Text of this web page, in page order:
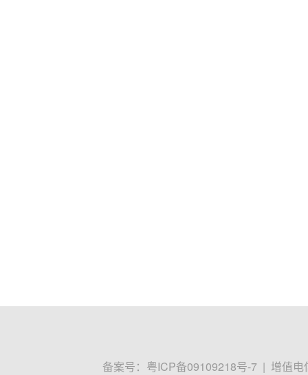
备案号： 粤ICP备09109218号-7 | 增值电